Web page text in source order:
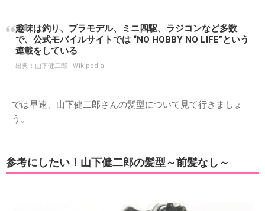
趣味は釣り、プラモデル、ミニ四駆、ラジコンなど多数
で、公式モバイルサイトでは “NO HOBBY NO LIFE”という
連載をしている
出典： 山下健二郎 - Wikipedia
では早速、山下健二郎さんの髪型について見て行きましょ
う。
参考にしたい！山下健二郎の髪型～前髪なし～